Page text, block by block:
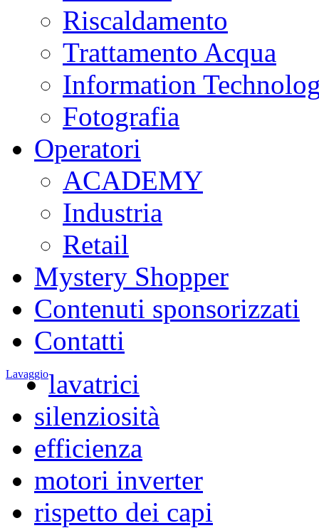
Riscaldamento
Trattamento Acqua
Information
Fotografia
Operatori
ACADEMY
Industria
Retail
Mystery Shopper
Contenuti sponsorizzati
Contatti
Lavaggiolavatrici
silenziosità
efficienza
motori inverter
rispetto dei capi